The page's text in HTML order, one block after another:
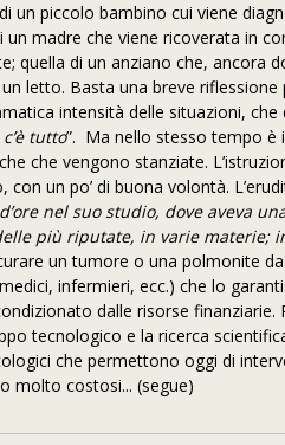
un piccolo bambino cui viene
un madre che viene ricoverata in
quella di un anziano che, ancora
letto. Basta una breve
intensità delle situazioni,
tutto”. Ma nello stesso tempo è
che vengono stanziate.
con un po’ di buona volontà.
nel suo studio, dove aveva
più riputate, in varie materie;
un tumore o una polmonite
infermieri, ecc.) che lo
dalle risorse
tecnologico e la ricerca
che permettono oggi di
molto costosi... (segue)